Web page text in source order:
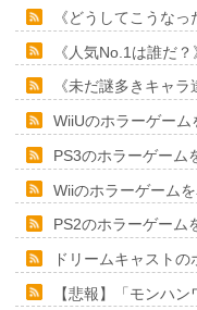
《どうしてこうな
《人気No.1は誰だ
《未だ謎多きキャ
WiiUのホラーゲー
PS3のホラーゲーム
Wiiのホラーゲーム
PS2のホラーゲーム
ドリームキャスト
【悲報】「モンハ